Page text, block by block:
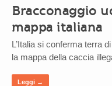
Bracconaggio
mappa italiana
L’Italia si conferma terra
la mappa della caccia
Leggi →